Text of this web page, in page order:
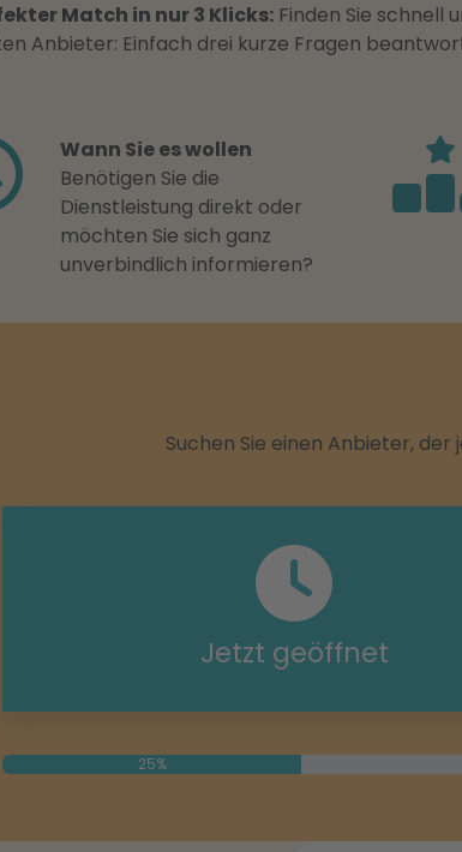
Match in nur 3 Klicks: Finden Sie schnell
Anbieter: Einfach drei kurze Fragen
Wann Sie es wollen
Benötigen Sie die
Dienstleistung direkt oder
möchten Sie sich ganz
unverbindlich informieren?
Suchen Sie einen Anbieter,
Jetzt geöffnet
25%